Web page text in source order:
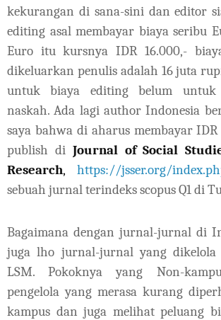
kekurangan di sana-sini dan editor
editing asal membayar biaya seribu
Euro itu kursnya IDR 16.000,-
dikeluarkan penulis adalah 16 juta
untuk biaya editing belum untuk
naskah. Ada lagi author Indonesia
saya bahwa di aharus membayar
publish di Journal of Social
Research, https://jsser.org/
sebuah jurnal terindeks scopus Q1 di
Bagaimana dengan jurnal-jurnal di
juga lho jurnal-jurnal yang dikelola
LSM. Pokoknya yang Non-
pengelola yang merasa kurang
kampus dan juga melihat peluang